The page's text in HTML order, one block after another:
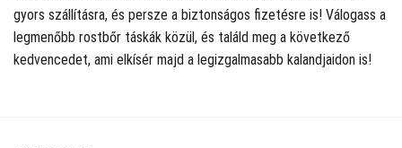
gyors szállításra, és persze a biztonságos fizetésre is! Válogass a
legmenőbb rostbőr táskák közül, és találd meg a következő
kedvencedet, ami elkísér majd a legizgalmasabb kalandjaidon is!